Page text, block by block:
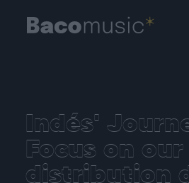
Indés'
Focus on our
distribution